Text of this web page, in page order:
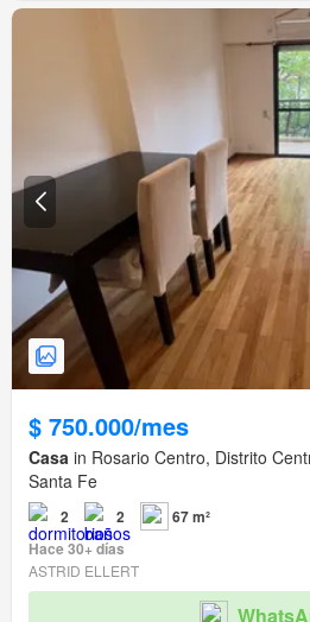
$ 750.000/mes
Casa in Rosario Centro, Distrito
Santa Fe
2 2
67 m²
Hace 30+ días
ASTRID ELLERT